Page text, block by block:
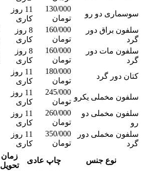
سوسماری دو رو
130/000
تومان
11 روز
کاری
سلفون براق دور
گرد
160/000
تومان
8 روز
کاری
سلفون مات دور
گرد
160/000
تومان
8 روز
کاری
کتان دور گرد
180/000
تومان
11 روز
کاری
سلفون مخملی یکرو
245/000
تومان
11 روز
کاری
سلفون مخملی دو
رو
260/000
تومان
11 روز
کاری
سلفون مخملی دور
گرد
350/000
تومان
11 روز
کاری
نوع جنس
چاپ عادی
زمان
تحویل